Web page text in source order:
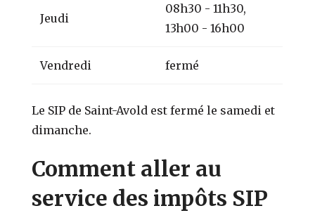
Jeudi
08h30 - 11h30,
13h00 - 16h00
Vendredi fermé
Le SIP de Saint-Avold est fermé le samedi et
dimanche.
Comment aller au
service des impôts SIP